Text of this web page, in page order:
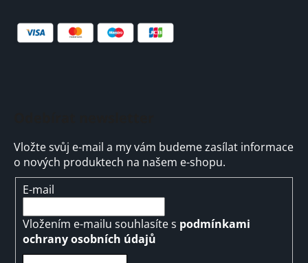
Vložte svůj e-mail a my vám budeme zasílat informace
o nových produktech na našem e-shopu.
E-mail
Vložením e-mailu souhlasíte s podmínkami
ochrany osobních údajů